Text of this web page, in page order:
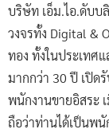
บริษัท เอ็ม.ไอ.ดับ
วงจรทั้ง Digital &
ทอง ทั้งในประเทศ
มากกว่า 30 ปี เปิด
พนักงานขายอิสระ
ถือว่าท่านได้เป็นพ